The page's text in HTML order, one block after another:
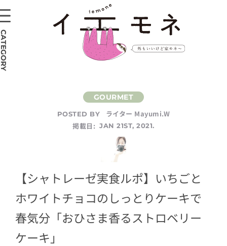
POSTED BY
ライター Mayumi.W
掲載日: JAN 21ST, 2021.
【シャトレーゼ実食ルポ】いちごと
ホワイトチョコのしっとりケーキで
春気分「おひさま香るストロベリー
ケーキ」